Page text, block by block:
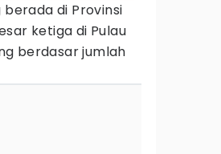
di Provinsi
ketiga di Pulau
berdasar jumlah